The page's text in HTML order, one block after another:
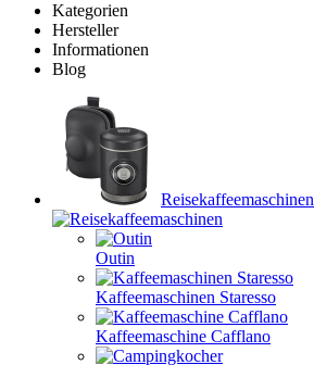
Kategorien
Hersteller
Informationen
Blog
Reisekaffeemaschinen
Outin
Kaffeemaschinen Staresso
Kaffeemaschine Cafflano